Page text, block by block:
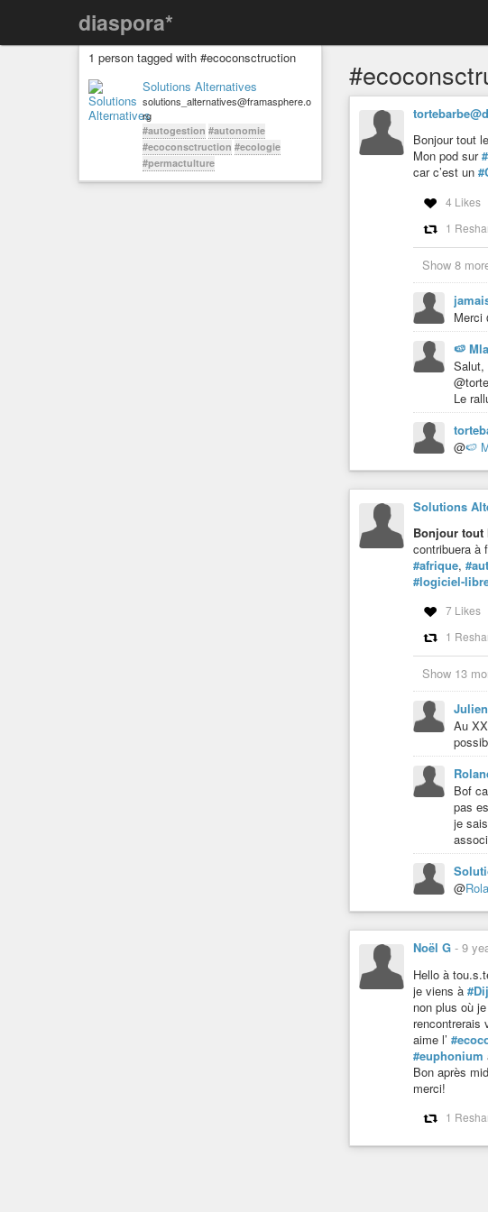
diaspora*
1 person tagged with #ecoconsctruction
Solutions Alternatives
solutions_alternatives@framasphere.o
rg
#autogestion #autonomie
#ecoconsctruction #ecologie
#permactulture
Bonjour tout
Mon pod sur
car c’est un
4 Likes
1
Show 8
Merci
🍉
Salut,
Le
@🍉
Solutions
Bonjour tout
contribuera à
#afrique,
#logiciel-
7 Likes
1
Show 13
Au
Bof
pas
je
@
Noël G - 9
Hello à
je viens à
non plus où
rencontrerais
aime l’
#euphonium
Bon après
merci!
1